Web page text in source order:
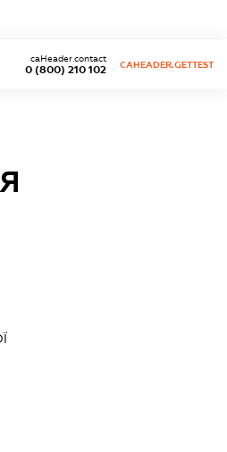
0 (800) 210 102
caHeader.contact
CAHEADER.GETTEST